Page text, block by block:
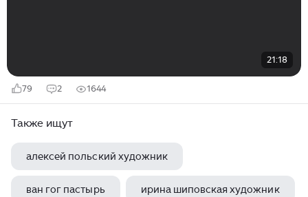
21:18
79 2 1644
Также ищут
алексей польский художник
ван гог пастырь ирина шиповская художник